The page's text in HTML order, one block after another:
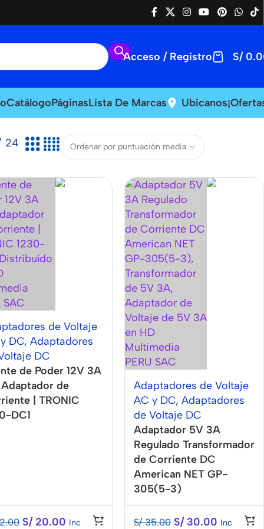
Acceso / Registro S/
CatálogoPáginasLista De Marcas Ubícanos
24
de Voltaje
DC, Adaptadores
DC
de Poder 12V 3A
de
| TRONIC
DC1
S/20.00 Inc
Adaptadores de Voltaje
AC y DC, Adaptadores
de Voltaje DC
Adaptador 5V 3A
Regulado Transformador
de Corriente DC
American NET GP-
305(5-3)
S/35.00 S/30.00 Inc